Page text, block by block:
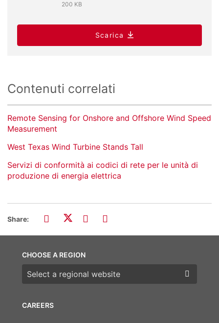
200 KB
Scarica
Contenuti correlati
Remote Sensing for Onshore and Offshore Wind Speed
Measurement
West Texas Wind Turbine Stands Tall
Servizi di conformità ai codici di rete per le unità di
produzione di energia elettrica
Share:
CAREERS
CHOOSE A REGION
Choose a region